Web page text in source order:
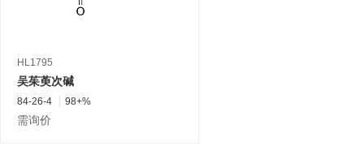
HL1795
吴茱萸次碱
84-26-4 98+%
需询价